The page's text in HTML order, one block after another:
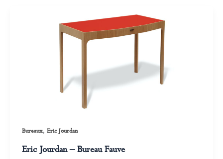
Bureaux, Eric Jourdan
Eric Jourdan – Bureau Fauve